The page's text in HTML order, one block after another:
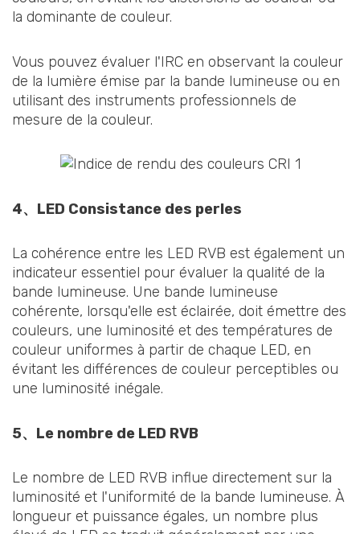
la dominante de couleur.
Vous pouvez évaluer l'IRC en observant la couleur
de la lumière émise par la bande lumineuse ou en
utilisant des instruments professionnels de
mesure de la couleur.
4、LED Consistance des perles
La cohérence entre les LED RVB est également un
indicateur essentiel pour évaluer la qualité de la
bande lumineuse. Une bande lumineuse
cohérente, lorsqu'elle est éclairée, doit émettre des
couleurs, une luminosité et des températures de
couleur uniformes à partir de chaque LED, en
évitant les différences de couleur perceptibles ou
une luminosité inégale.
5、Le nombre de LED RVB
Le nombre de LED RVB influe directement sur la
luminosité et l'uniformité de la bande lumineuse. À
longueur et puissance égales, un nombre plus